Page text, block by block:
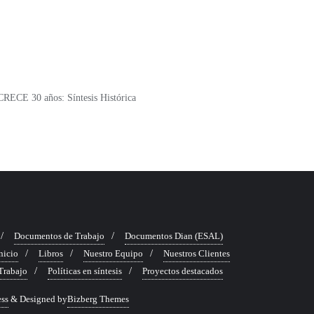
30 años: Síntesis Histórica
Documentos de Trabajo
Documentos Dian (ESAL)
Libros Nuestro Equipo
Nuestros Clientes
Políticas en síntesis Proyectos destacados
& Designed byBizberg Themes